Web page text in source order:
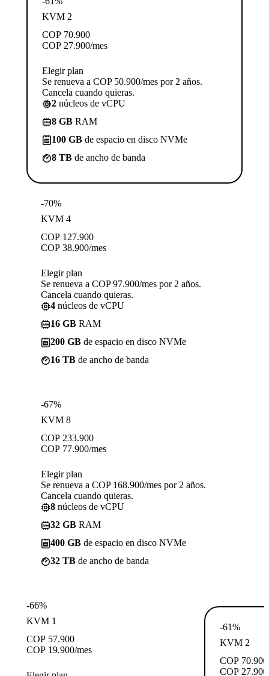
KVM 2
COP 70.900
COP 27.900/mes
Elegir plan
Se renueva a COP 50.900/mes por 2 años.
Cancela cuando quieras.
2 núcleos de vCPU
8 GB RAM
100 GB de espacio en disco NVMe
8 TB de ancho de banda
-70%
KVM 4
COP 127.900
COP 38.900/mes
Elegir plan
Se renueva a COP 97.900/mes por 2 años.
Cancela cuando quieras.
4 núcleos de vCPU
16 GB RAM
200 GB de espacio en disco NVMe
16 TB de ancho de banda
-67%
KVM 8
COP 233.900
COP 77.900/mes
Elegir plan
Se renueva a COP 168.900/mes por 2 años.
Cancela cuando quieras.
8 núcleos de vCPU
32 GB RAM
400 GB de espacio en disco NVMe
32 TB de ancho de banda
-66%
KVM 1
COP 57.900
COP 19.900/mes
-61%
KVM 2
COP 70.900
COP 27.900